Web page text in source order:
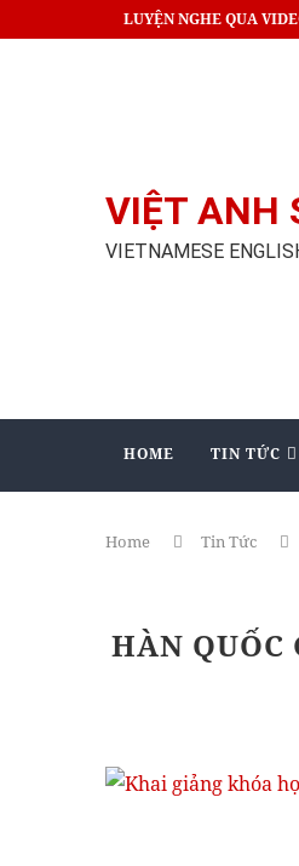
LUYỆN NGHE QUA
VIỆT ANH
VIETNAMESE
HOME TIN TỨC
Home Tin Tức
HÀN QUỐC